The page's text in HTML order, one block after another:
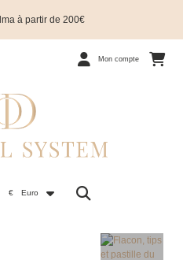
à partir de 200€
Mon compte
€ Euro